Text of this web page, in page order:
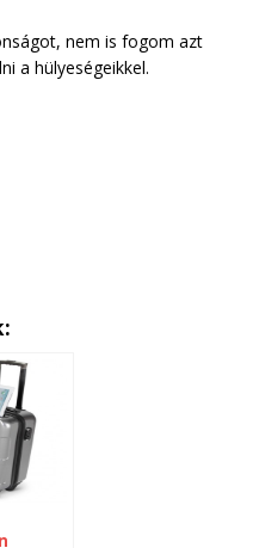
nem is fogom azt
a hülyeségeikkel.